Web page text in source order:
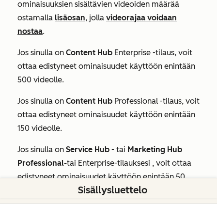
ominaisuuksien sisältävien videoiden määrää
ostamalla lisäosan, jolla videorajaa voidaan
nostaa.
Jos sinulla on Content Hub Enterprise -tilaus, voit
ottaa edistyneet ominaisuudet käyttöön enintään
500 videolle.
Jos sinulla on Content Hub Professional -tilaus, voit
ottaa edistyneet ominaisuudet käyttöön enintään
150 videolle.
Jos sinulla on Service Hub - tai Marketing Hub
Professional-tai Enterprise-tilauksesi , voit ottaa
edistyneet ominaisuudet käyttöön enintään 50
Sisällysluettelo